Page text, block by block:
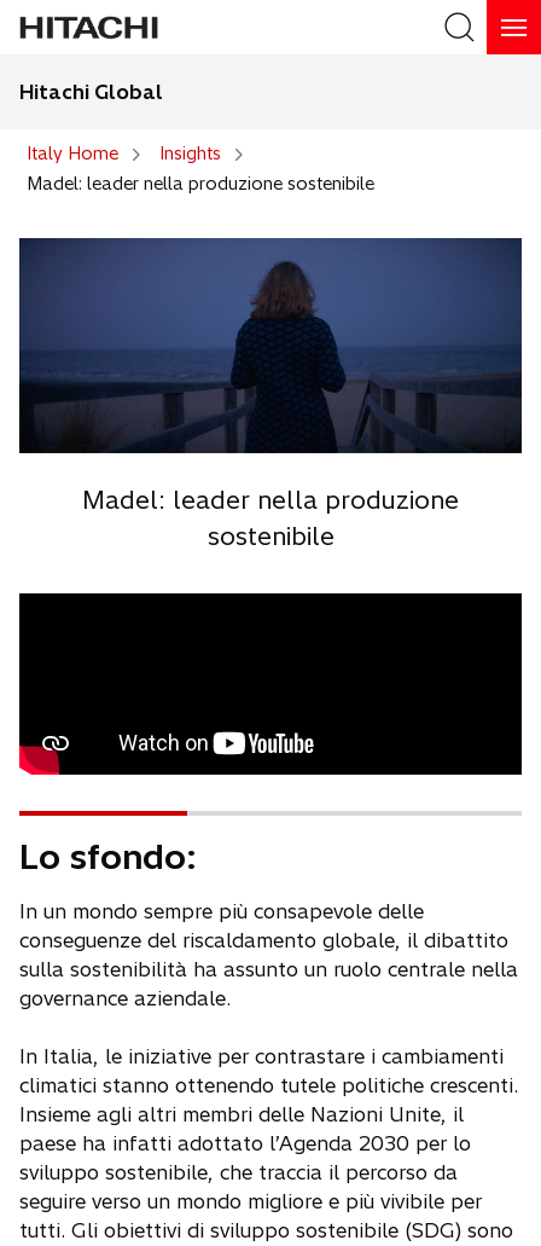
Hitachi Global
Italy Home
Insights
Madel: leader nella produzione sostenibile
Madel: leader nella produzione
sostenibile
Lo sfondo:
In un mondo sempre più consapevole delle
conseguenze del riscaldamento globale, il dibattito
sulla sostenibilità ha assunto un ruolo centrale nella
governance aziendale.
In Italia, le iniziative per contrastare i cambiamenti
climatici stanno ottenendo tutele politiche crescenti.
Insieme agli altri membri delle Nazioni Unite, il
paese ha infatti adottato l’Agenda 2030 per lo
sviluppo sostenibile, che traccia il percorso da
seguire verso un mondo migliore e più vivibile per
tutti. Gli obiettivi di sviluppo sostenibile (SDG) sono